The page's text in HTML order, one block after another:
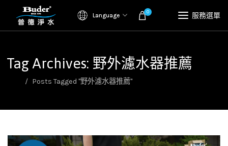
Language 0 服務選單
Tag Archives: 野外濾水器推薦
Posts Tagged "野外濾水器推薦"